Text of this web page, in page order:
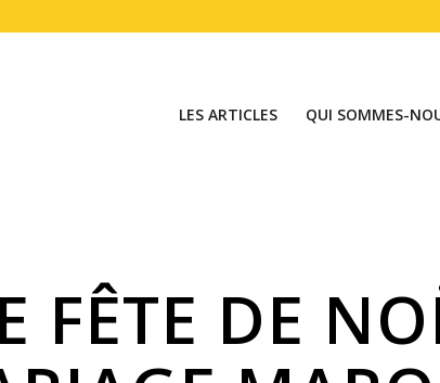
LES ARTICLES QUI SOMMES-
FÊTE DE